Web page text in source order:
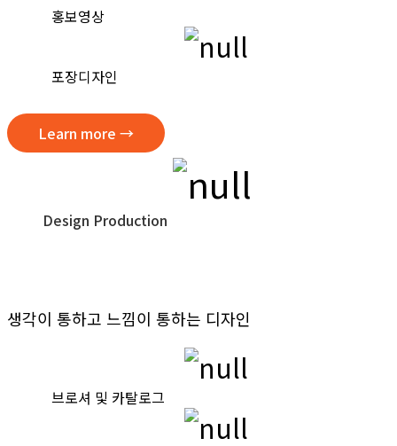
홍보영상
포장디자인
Learn more →
Design Production
생각이 통하고 느낌이 통하는 디자인
브로셔 및 카탈로그